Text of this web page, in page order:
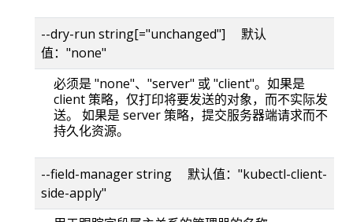
--dry-run string[="unchanged"] 默认
值："none"
必须是 "none"、"server" 或 "client"。如果是
client 策略，仅打印将要发送的对象，而不实际发
送。 如果是 server 策略，提交服务器端请求而不
持久化资源。
--field-manager string 默认值："kubectl-client-
side-apply"